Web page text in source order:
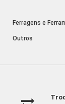
Ferragens e
Outros